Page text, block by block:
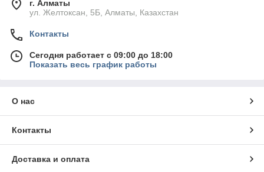
толщина 0,8 мм. (пр-во Германия).
Лицевая фурнитура:
алюминий (пр-во Польша).
Регулируемые опоры шкафов:
15 мм. (пр-во Дания).
Упаковка:
пластиковые уголки.
г. Алматы
ул. Желтоксан, 5Б, Алматы, Казахстан
Контакты
Сегодня работает с 09:00 до 18:00
Показать весь график работы
О нас
Контакты
Доставка и оплата